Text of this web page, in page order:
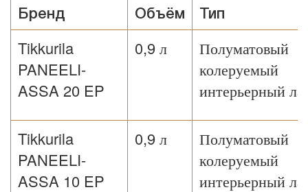
Бренд Объём Тип
Tikkurila
PANEELI-
ASSA 20 EP
0,9 л
Полуматовый
колеруемый
интерьерный
Tikkurila
PANEELI-
ASSA 10 EP
0,9 л
Полуматовый
колеруемый
интерьерный